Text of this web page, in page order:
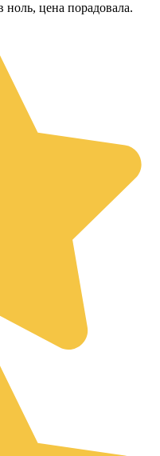
ноль, цена порадовала.